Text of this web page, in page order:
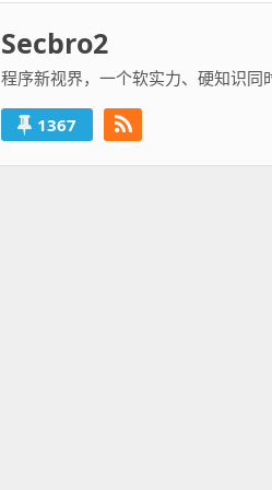
Secbro2
程序新视界，一个软实力、硬知识同
1367